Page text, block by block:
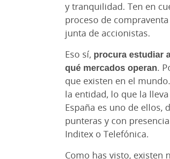
y tranquilidad. Ten en
proceso de
junta de accionistas.
Eso sí, procura estudiar
qué mercados operan.
que existen en el
la entidad, lo que la
España es uno de ellos,
punteras y con
Inditex o Telefónica.
Como has visto, existen